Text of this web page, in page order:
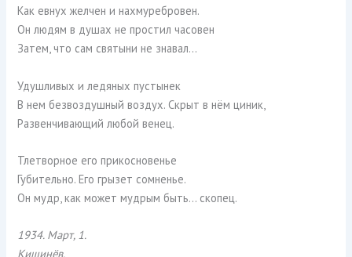
Как евнух желчен и нахмуребровен.
Он людям в душах не простил часовен
Затем, что сам святыни не знавал…
Удушливых и ледяных пустынек
В нем безвоздушный воздух. Скрыт в нём циник,
Развенчивающий любой венец.
Тлетворное его прикосновенье
Губительно. Его грызет сомненье.
Он мудр, как может мудрым быть… скопец.
1934. Март, 1.
Кишинёв.